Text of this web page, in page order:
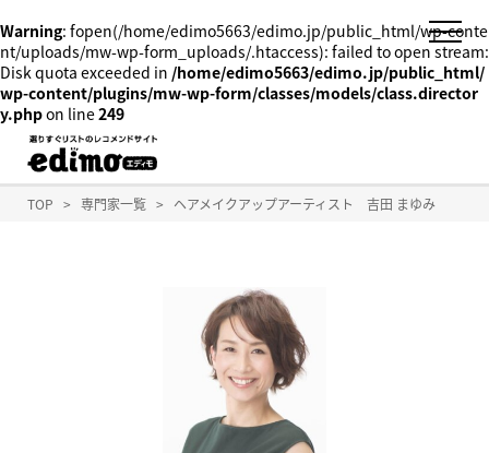
Warning: fopen(/home/edimo5663/edimo.jp/public_html/wp-conte
nt/uploads/mw-wp-form_uploads/.htaccess): failed to open stream:
Disk quota exceeded in /home/edimo5663/edimo.jp/public_html/
wp-content/plugins/mw-wp-form/classes/models/class.director
y.phpon line249
TOP > 専門家一覧 > ヘアメイクアップアーティスト 吉田 まゆみ